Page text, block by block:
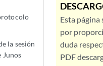
la sesión
Junos
Esta
por
duda
PDF